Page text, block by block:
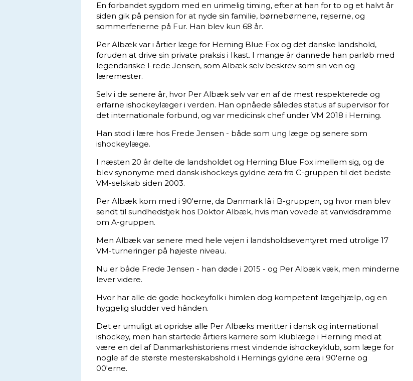
En forbandet sygdom med en urimelig timing, efter at han for to og et halvt år
siden gik på pension for at nyde sin familie, børnebørnene, rejserne, og
sommerferierne på Fur. Han blev kun 68 år.
Per Albæk var i årtier læge for Herning Blue Fox og det danske landshold,
foruden at drive sin private praksis i Ikast. I mange år dannede han parløb med
legendariske Frede Jensen, som Albæk selv beskrev som sin ven og
læremester.
Selv i de senere år, hvor Per Albæk selv var en af de mest respekterede og
erfarne ishockeylæger i verden. Han opnåede således status af supervisor for
det internationale forbund, og var medicinsk chef under VM 2018 i Herning.
Han stod i lære hos Frede Jensen - både som ung læge og senere som
ishockeylæge.
I næsten 20 år delte de landsholdet og Herning Blue Fox imellem sig, og de
blev synonyme med dansk ishockeys gyldne æra fra C-gruppen til det bedste
VM-selskab siden 2003.
Per Albæk kom med i 90'erne, da Danmark lå i B-gruppen, og hvor man blev
sendt til sundhedstjek hos Doktor Albæk, hvis man vovede at vanvidsdrømme
om A-gruppen.
Men Albæk var senere med hele vejen i landsholdseventyret med utrolige 17
VM-turneringer på højeste niveau.
Nu er både Frede Jensen - han døde i 2015 - og Per Albæk væk, men minderne
lever videre.
Hvor har alle de gode hockeyfolk i himlen dog kompetent lægehjælp, og en
hyggelig sludder ved hånden.
Det er umuligt at opridse alle Per Albæks meritter i dansk og international
ishockey, men han startede årtiers karriere som klublæge i Herning med at
være en del af Danmarkshistoriens mest vindende ishockeyklub, som læge for
nogle af de største mesterskabshold i Hernings gyldne æra i 90'erne og
00'erne.